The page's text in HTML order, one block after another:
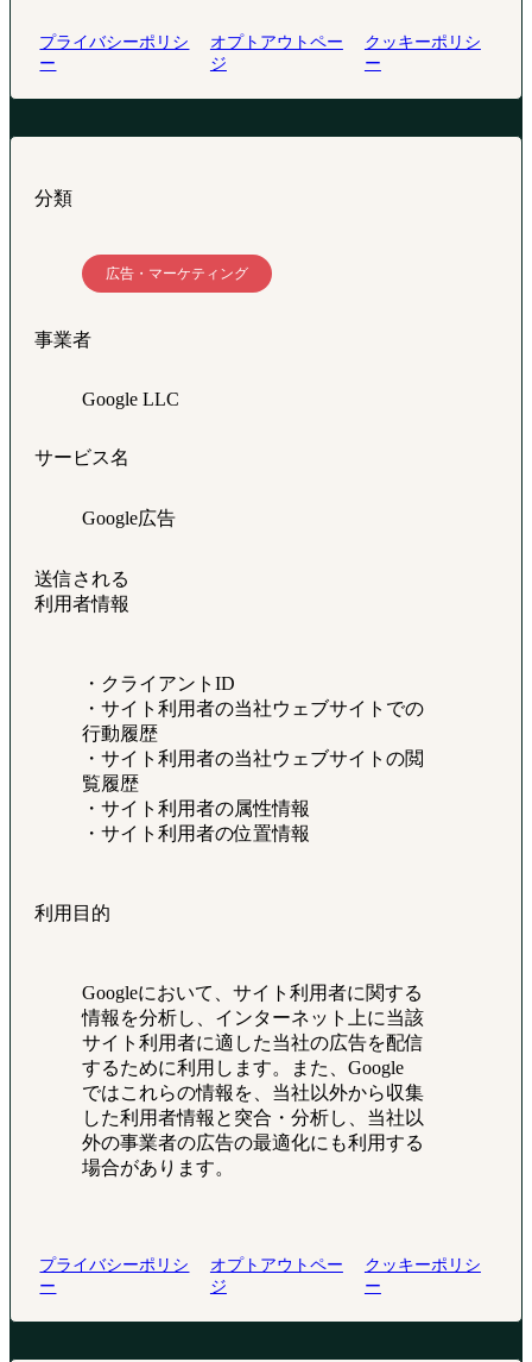
プライバシーポリシ
ー
オプトアウトペー
ジ
クッキーポリシ
ー
分類
広告・マーケティング
事業者
Google LLC
サービス名
Google広告
送信される
利用者情報
・クライアントID
・サイト利用者の当社ウェブサイトでの
行動履歴
・サイト利用者の当社ウェブサイトの閲
覧履歴
・サイト利用者の属性情報
・サイト利用者の位置情報
利用目的
Googleにおいて、サイト利用者に関する
情報を分析し、インターネット上に当該
サイト利用者に適した当社の広告を配信
するために利用します。また、Google
ではこれらの情報を、当社以外から収集
した利用者情報と突合・分析し、当社以
外の事業者の広告の最適化にも利用する
場合があります。
プライバシーポリシ
ー
オプトアウトペー
ジ
クッキーポリシ
ー